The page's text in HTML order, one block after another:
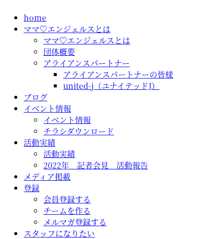
home
ママ♡エンジェルスとは
ママ♡エンジェルスとは
団体概要
アライアンスパートナー
アライアンスパートナーの皆様
united-j（ユナイテッドJ）
ブログ
イベント情報
イベント情報
チラシダウンロード
活動実績
活動実績
2022年 記者会見 活動報告
メディア掲載
登録
会員登録する
チームを作る
メルマガ登録する
スタッフになりたい